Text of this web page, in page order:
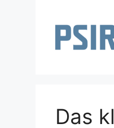
Das